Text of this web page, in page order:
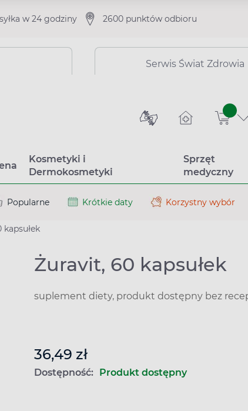
w 24 godziny 2600 punktów odbioru
Serwis Świat Zdrowia
Kosmetyki i
Dermokosmetyki
Sprzęt
medyczny
Popularne Krótkie daty Korzystny wybór
Żuravit, 60 kapsułek
suplement diety, produkt dostępny bez
36,49 zł
Dostępność: Produkt dostępny